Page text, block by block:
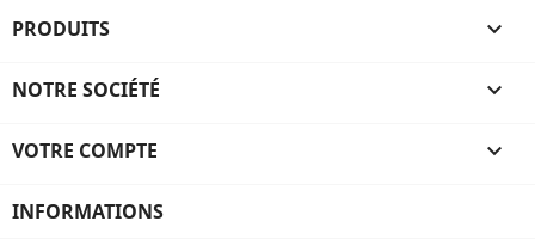
PRODUITS 
NOTRE SOCIÉTÉ 
VOTRE COMPTE 
INFORMATIONS